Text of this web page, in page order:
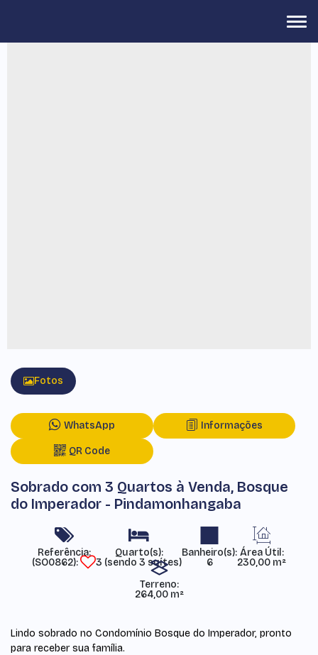
Fotos
WhatsApp Informações
QR Code
Sobrado com 3 Quartos à Venda, Bosque
do Imperador - Pindamonhangaba
Referência:
(SO0862)
3 (sendo 3 suítes) 6
Área Útil:
230,00 m²
Terreno:
264,00 m²
Lindo sobrado no Condomínio Bosque do Imperador, pronto
para receber sua família.